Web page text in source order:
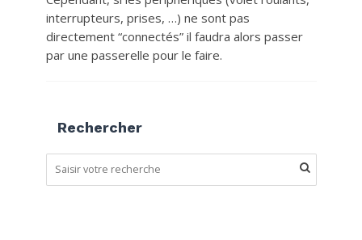
interrupteurs, prises, …) ne sont pas
directement “connectés” il faudra alors passer
par une passerelle pour le faire.
Rechercher